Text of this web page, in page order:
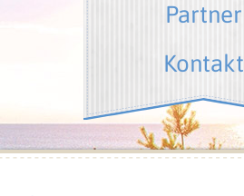
Partner
Kontakt